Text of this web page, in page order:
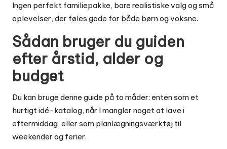
Ingen perfekt familiepakke, bare realistiske valg og små
oplevelser, der føles gode for både børn og voksne.
Sådan bruger du guiden
efter årstid, alder og
budget
Du kan bruge denne guide på to måder: enten som et
hurtigt idé-katalog, når I mangler noget at lave i
eftermiddag, eller som planlægningsværktøj til
weekender og ferier.